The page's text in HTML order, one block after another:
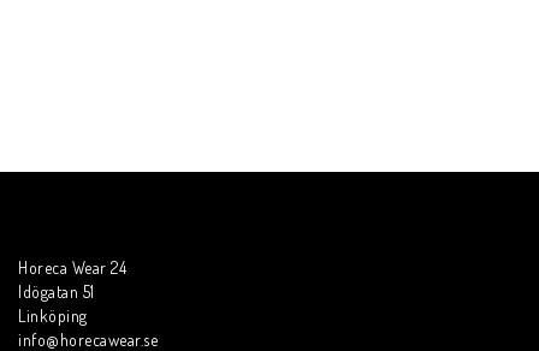
Horeca Wear 24
Idögatan 51
Linköping
info@horecawear.se